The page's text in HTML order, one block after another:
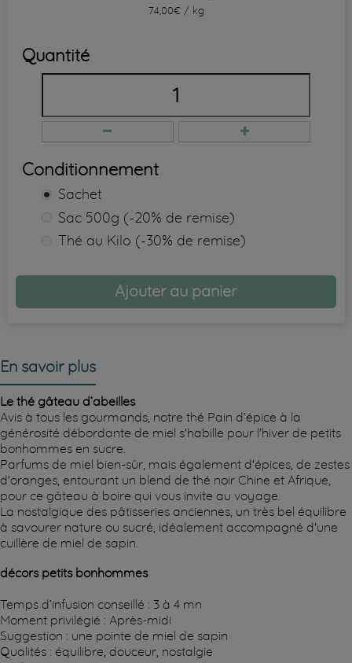
74,00€ / kg
Quantité
Conditionnement
Sachet
Sac 500g (-20% de remise)
Thé au Kilo (-30% de remise)
Ajouter au panier
En savoir plus
Le thé gâteau d’abeilles
Avis à tous les gourmands, notre thé Pain d’épice à la
générosité débordante de miel s'habille pour l'hiver de petits
bonhommes en sucre.
Parfums de miel bien-sûr, mais également d'épices, de zestes
d'oranges, entourant un blend de thé noir Chine et Afrique,
pour ce gâteau à boire qui vous invite au voyage.
La nostalgique des pâtisseries anciennes, un très bel équilibre
à savourer nature ou sucré, idéalement accompagné d'une
cuillère de miel de sapin.
décors petits bonhommes
Temps d’infusion conseillé : 3 à 4 mn
Moment privilégié : Après-midi
Suggestion : une pointe de miel de sapin
Qualités : équilibre, douceur, nostalgie